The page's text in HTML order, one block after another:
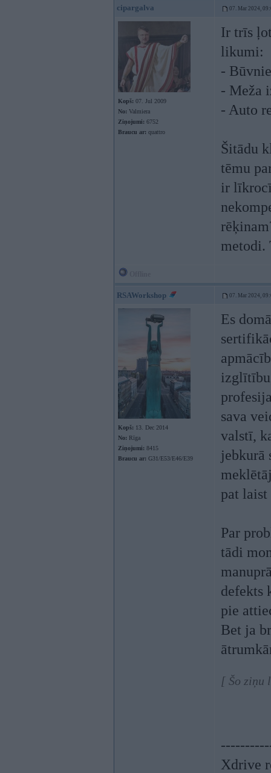
cipargalva 07. Mar 2024,
Kopš: 07. Jul 2009
No: Valmiera
Ziņojumi: 6752
Braucu ar: quattro
Ir trīs
likumi:
-
- Meža
- Auto
Šitādu
tēmu
ir
metodi.
RSAWorkshop 07. Mar 2024,
Kopš: 13. Dec 2014
No: Rīga
Ziņojumi: 8415
Braucu ar: G31/E53/E46/E39
Es
sava
valstī,
jebkurā
pat laist
Par
tādi
defekts
pie
Bet ja
[ Šo ziņu
Xdrive